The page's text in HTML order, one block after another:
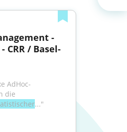
-
CRR / Basel-
AdHoc-
die
..."